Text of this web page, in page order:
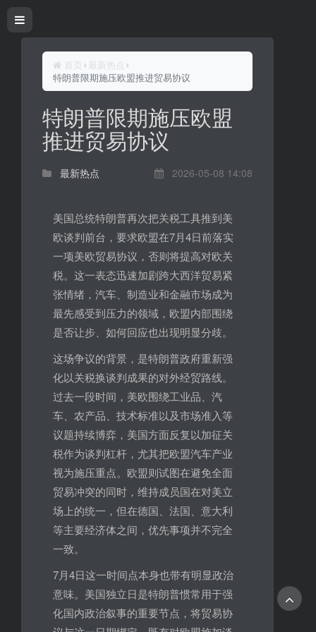
首页
最新热点
特朗普限期施压欧盟推进贸易协议
特朗普限期施压欧盟
推进贸易协议
最新热点 2026-05-08 14:08
美国总统特朗普再次把关税工具推到美
欧谈判前台，要求欧盟在7月4日前落实
一项美欧贸易协议，否则将提高对欧关
税。这一表态迅速加剧跨大西洋贸易紧
张情绪，汽车、制造业和金融市场成为
最先感受到压力的领域，欧盟内部围绕
是否让步、如何回应也出现明显分歧。
这场争议的背景，是特朗普政府重新强
化以关税换谈判成果的对外经贸路线。
过去一段时间，美欧围绕工业品、汽
车、农产品、技术标准以及市场准入等
议题持续博弈，美国方面反复以加征关
税作为谈判杠杆，尤其把欧盟汽车产业
视为施压重点。欧盟则试图在避免全面
贸易冲突的同时，维持成员国在对美立
场上的统一，但在德国、法国、意大利
等主要经济体之间，优先事项并不完全
一致。
7月4日这一时间点本身也带有明显政治
意味。美国独立日是特朗普惯常用于强
化国内政治叙事的重要节点，将贸易协